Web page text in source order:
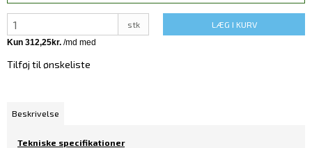
stk LÆG I KURV
Tilføj til ønskeliste
Beskrivelse
Tekniske specifikationer